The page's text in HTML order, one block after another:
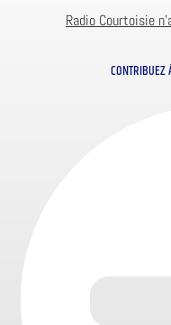
Radio Courtoisie
CONTRIBUEZ